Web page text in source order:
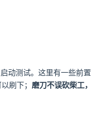
动测试。这里有一些前置
刷下； 磨刀不误砍柴工，